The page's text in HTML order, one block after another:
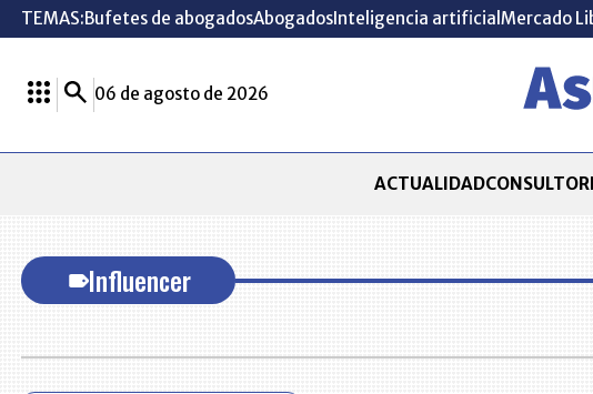
TEMAS:Bufetes de abogadosAbogadosInteligencia artificial Mercado
06 de agosto de 2026
ACTUALIDAD
Influencer